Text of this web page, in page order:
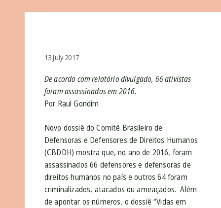
13 July 2017
De acordo com relatório divulgado, 66 ativistas
foram assassinados em 2016.
Por Raul Gondim
Novo dossiê do Comitê Brasileiro de
Defensoras e Defensores de Direitos Humanos
(CBDDH) mostra que, no ano de 2016, foram
assassinados 66 defensores e defensoras de
direitos humanos no país e outros 64 foram
criminalizados, atacados ou ameaçados. Além
de apontar os números, o dossiê “Vidas em